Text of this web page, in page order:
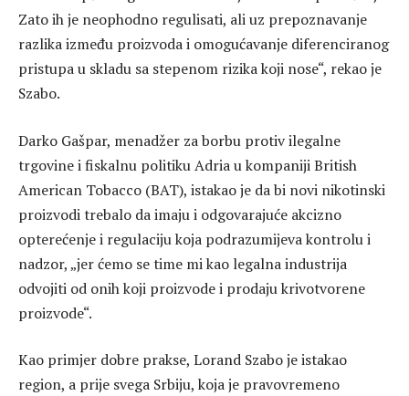
Zato ih je neophodno regulisati, ali uz prepoznavanje
razlika između proizvoda i omogućavanje diferenciranog
pristupa u skladu sa stepenom rizika koji nose“, rekao je
Szabo.
Darko Gašpar, menadžer za borbu protiv ilegalne
trgovine i fiskalnu politiku Adria u kompaniji British
American Tobacco (BAT), istakao je da bi novi nikotinski
proizvodi trebalo da imaju i odgovarajuće akcizno
opterećenje i regulaciju koja podrazumijeva kontrolu i
nadzor, „jer ćemo se time mi kao legalna industrija
odvojiti od onih koji proizvode i prodaju krivotvorene
proizvode“.
Kao primjer dobre prakse, Lorand Szabo je istakao
region, a prije svega Srbiju, koja je pravovremeno